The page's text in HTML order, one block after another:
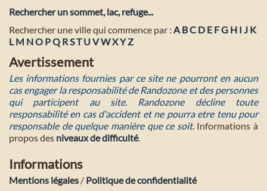
Rechercher un sommet, lac, refuge...
Rechercher une ville qui commence par : A BC D E FG H I J K
L M NO PQ RST U VWXYZ
Avertissement
Les informations fournies par ce site ne pourront en aucun
cas engager la responsabilité de Randozone et des personnes
qui participent au site. Randozone décline toute
responsabilité en cas d'accident et ne pourra etre tenu pour
responsable de quelque manière que ce soit. Informations à
propos des niveaux de difficulté.
Informations
Mentions légales / Politique de confidentialité